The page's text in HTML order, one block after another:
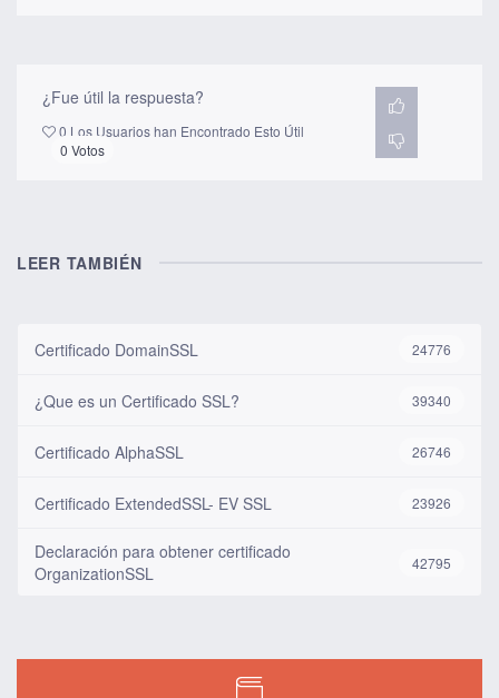
¿Fue útil la respuesta?
0 Los Usuarios han Encontrado Esto Útil
0 Votos
LEER TAMBIÉN
Certificado DomainSSL 24776
¿Que es un Certificado SSL? 39340
Certificado AlphaSSL 26746
Certificado ExtendedSSL- EV SSL 23926
Declaración para obtener certificado
OrganizationSSL
42795